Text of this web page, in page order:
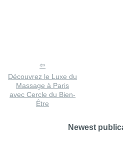
Découvrez le Luxe du
Massage à Paris
avec Cercle du Bien-
Être
Newest